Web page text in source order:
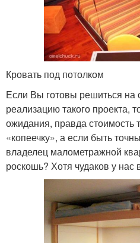
Кровать под потолком
Если Вы готовы решиться на
реализацию такого проекта,
ожидания, правда стоимость
«копеечку», а если быть
владелец малометражной
роскошь? Хотя чудаков у нас